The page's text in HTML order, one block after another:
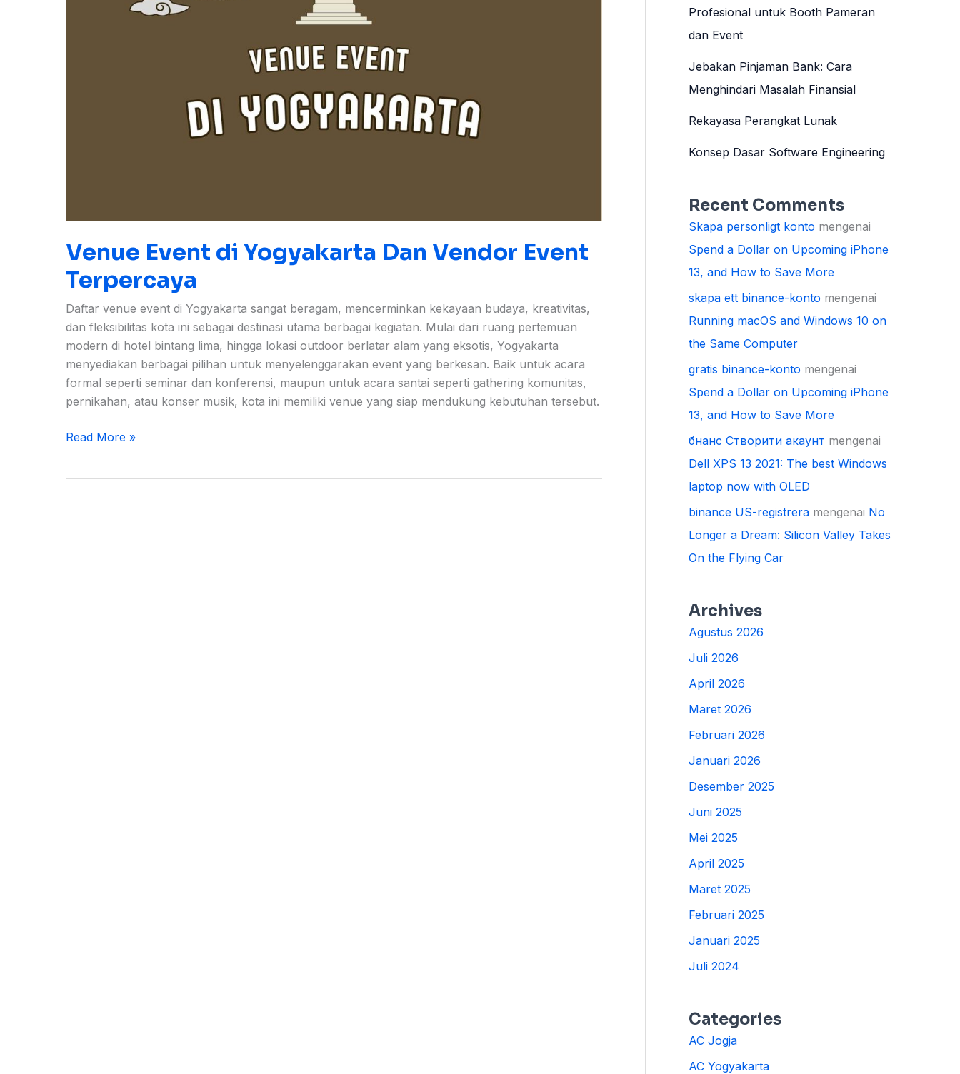
Venue Event di Yogyakarta Dan Vendor Event
Terpercaya
Daftar venue event di Yogyakarta sangat beragam, mencerminkan kekayaan budaya, kreativitas,
dan fleksibilitas kota ini sebagai destinasi utama berbagai kegiatan. Mulai dari ruang pertemuan
modern di hotel bintang lima, hingga lokasi outdoor berlatar alam yang eksotis, Yogyakarta
menyediakan berbagai pilihan untuk menyelenggarakan event yang berkesan. Baik untuk acara
formal seperti seminar dan konferensi, maupun untuk acara santai seperti gathering komunitas,
pernikahan, atau konser musik, kota ini memiliki venue yang siap mendukung kebutuhan tersebut.
Read More »
Profesional untuk Booth Pameran
dan Event
Jebakan Pinjaman Bank: Cara
Menghindari Masalah Finansial
Rekayasa Perangkat Lunak
Konsep Dasar Software Engineering
Recent Comments
Skapa personligt konto mengenai
Spend a Dollar on Upcoming iPhone
13, and How to Save More
skapa ett binance-konto mengenai
Running macOS and Windows 10 on
the Same Computer
gratis binance-konto mengenai
Spend a Dollar on Upcoming iPhone
13, and How to Save More
бнанс Створити акаунт mengenai
Dell XPS 13 2021: The best Windows
laptop now with OLED
binance US-registrera mengenai No
Longer a Dream: Silicon Valley Takes
On the Flying Car
Archives
Agustus 2026
Juli 2026
April 2026
Maret 2026
Februari 2026
Januari 2026
Desember 2025
Juni 2025
Mei 2025
April 2025
Maret 2025
Februari 2025
Januari 2025
Juli 2024
Categories
AC Jogja
AC Yogyakarta